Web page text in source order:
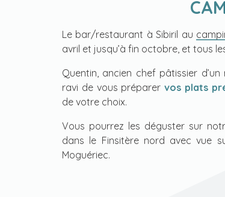
Le bar/restaurant à Sibiril au
avril et jusqu’à fin octobre, et tous
Quentin, ancien chef pâtissier
ravi de vous préparer vos plats
de votre choix.
Vous pourrez les déguster sur
dans le Finsitère nord avec vue
Moguériec.